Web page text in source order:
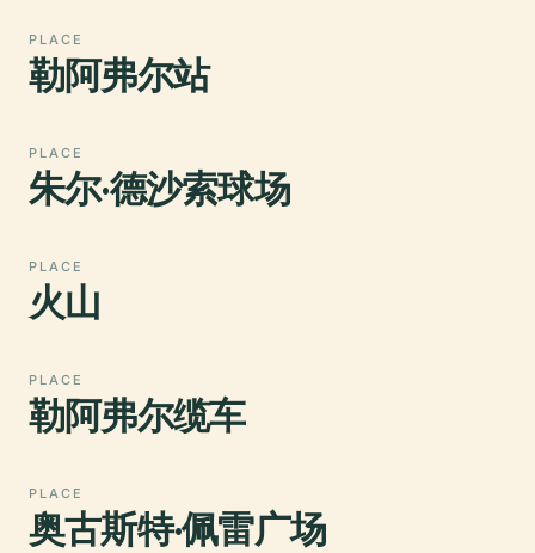
PLACE
勒阿弗尔站
PLACE
朱尔·德沙索球场
PLACE
火山
PLACE
勒阿弗尔缆车
PLACE
奥古斯特·佩雷广场